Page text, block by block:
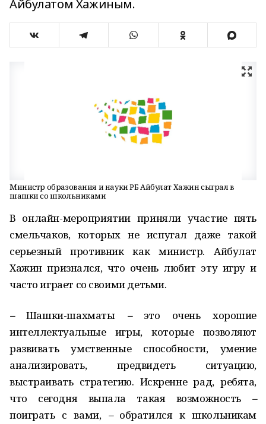
Айбулатом Хажиным.
Министр образования и науки РБ Айбулат Хажин сыграл в
шашки со школьниками
В онлайн-мероприятии приняли участие пять
смельчаков, которых не испугал даже такой
серьезный противник как министр. Айбулат
Хажин признался, что очень любит эту игру и
часто играет со своими детьми.
–Шашки-шахматы –это очень хорошие
интеллектуальные игры, которые позволяют
развивать умственные способности, умение
анализировать, предвидеть ситуацию,
выстраивать стратегию. Искренне рад, ребята,
что сегодня выпала такая возможность –
поиграть с вами, –обратился к школьникам